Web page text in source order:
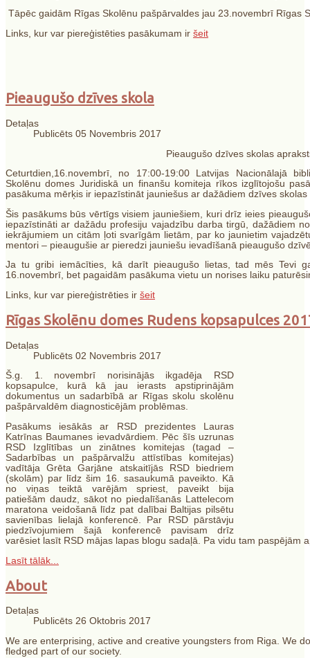
Tāpēc gaidām Rīgas Skolēnu pašpārvaldes jau 23.novembrī Rīgas
Links, kur var piereģistēties pasākumam ir šeit
Pieaugušo dzīves skola
Detaļas
Publicēts 05 Novembris 2017
Pieaugušo dzīves skolas
Ceturtdien,16.novembrī, no 17:00-19:00 Latvijas Nacionālajā
Skolēnu domes Juridiskā un finanšu komiteja rīkos izglītojošu
pasākuma mērķis ir iepazīstināt jauniešus ar dažādiem dzīves skolas
Šis pasākums būs vērtīgs visiem jauniešiem, kuri drīz ieies
iepazīstināti ar dažādu profesiju vajadzību darba tirgū, dažādiem
iekrājumiem un citām ļoti svarīgām lietām, par ko jaunietim
mentori – pieaugušie ar pieredzi jauniešu ievadīšanā pieaugušo
Ja tu gribi iemācīties, kā darīt pieaugušo lietas, tad mēs Tevi
16.novembrī, bet pagaidām pasākuma vietu un norises laiku
Links, kur var piereģistrēties ir šeit
Rīgas Skolēnu domes Rudens kopsapulces
Detaļas
Publicēts 02 Novembris 2017
Š.g. 1. novembrī norisinājās ikgadēja RSD
kopsapulce, kurā kā jau ierasts apstiprinājām
dokumentus un sadarbībā ar Rīgas skolu skolēnu
pašpārvaldēm diagnosticējām problēmas.
Pasākums iesākās ar RSD prezidentes Lauras
Katrīnas Baumanes ievadvārdiem. Pēc šīs uzrunas
RSD Izglītības un zinātnes komitejas (tagad –
Sadarbības un pašpārvalžu attīstības komitejas)
vadītāja Grēta Garjāne atskaitījās RSD biedriem
(skolām) par līdz šim 16. sasaukumā paveikto. Kā
no viņas teiktā varējām spriest, paveikt bija
patiešām daudz, sākot no piedalīšanās Lattelecom
maratona veidošanā līdz pat dalībai Baltijas pilsētu
savienības lielajā konferencē. Par RSD pārstāvju
piedzīvojumiem šajā konferencē pavisam drīz
varēsiet lasīt RSD mājas lapas blogu sadaļā. Pa vidu tam paspējām
Lasīt tālāk...
About
Detaļas
Publicēts 26 Oktobris 2017
We are enterprising, active and creative youngsters from Riga. We
fledged part of our society.